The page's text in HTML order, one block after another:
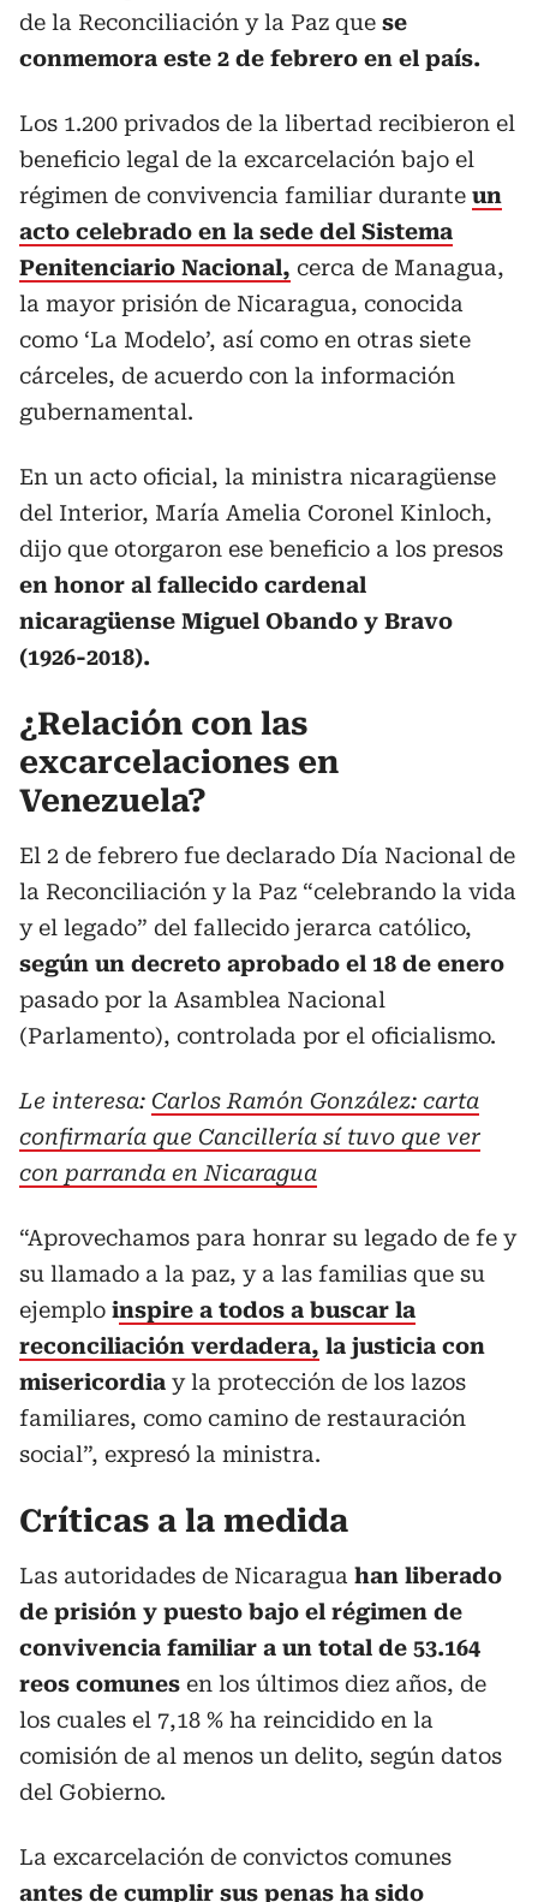
de la Reconciliación y la Paz que se
conmemora este 2 de febrero en el país.
Los 1.200 privados de la libertad recibieron el
beneficio legal de la excarcelación bajo el
régimen de convivencia familiar durante un
acto celebrado en la sede del Sistema
Penitenciario Nacional, cerca de Managua,
la mayor prisión de Nicaragua, conocida
como ‘La Modelo’, así como en otras siete
cárceles, de acuerdo con la información
gubernamental.
En un acto oficial, la ministra nicaragüense
del Interior, María Amelia Coronel Kinloch,
dijo que otorgaron ese beneficio a los presos
en honor al fallecido cardenal
nicaragüense Miguel Obando y Bravo
(1926-2018).
¿Relación con las
excarcelaciones en
Venezuela?
El 2 de febrero fue declarado Día Nacional de
la Reconciliación y la Paz “celebrando la vida
y el legado” del fallecido jerarca católico,
según un decreto aprobado el 18 de enero
pasado por la Asamblea Nacional
(Parlamento), controlada por el oficialismo.
Le interesa: Carlos Ramón González: carta
confirmaría que Cancillería sí tuvo que ver
con parranda en Nicaragua
“Aprovechamos para honrar su legado de fe y
su llamado a la paz, y a las familias que su
ejemplo inspire a todos a buscar la
reconciliación verdadera, la justicia con
misericordia y la protección de los lazos
familiares, como camino de restauración
social”, expresó la ministra.
Críticas a la medida
Las autoridades de Nicaragua han liberado
de prisión y puesto bajo el régimen de
convivencia familiar a un total de 53.164
reos comunes en los últimos diez años, de
los cuales el 7,18 % ha reincidido en la
comisión de al menos un delito, según datos
del Gobierno.
La excarcelación de convictos comunes
antes de cumplir sus penas ha sido